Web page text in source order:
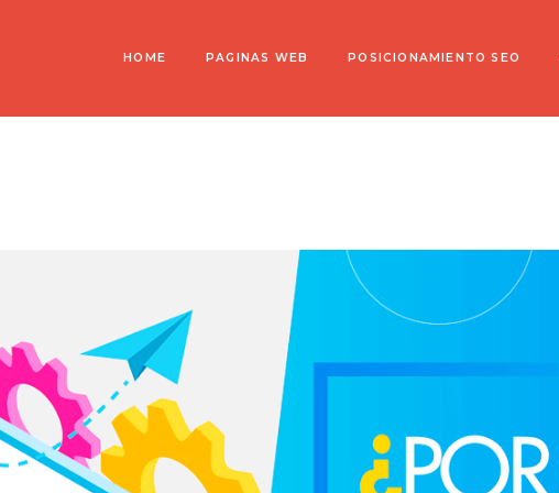
HOME PAGINAS WEB POSICIONAMIENTO SEO